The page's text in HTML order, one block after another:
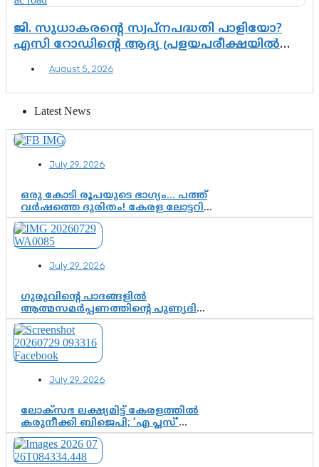
ജി. സുധാകരന്റെ സ്വപ്നപദ്ധതി പാളിയോ?
എസി റോഡിന്റെ ആദ്യ പ്രളയപരീക്ഷയിൽ
August 5, 2026
Latest News
July 29, 2026
ഒരു കോടി രൂപയുടെ ഭാഗ്യം… പത്ത്
വർഷത്തെ ദുരിതം! കേരള ലോട്ടറി
സംവിധാനത്തെ ചോദ്യം ചെയ്ത്
കോയയുടെ പോരാട്ടം
July 29, 2026
ഗുരുവിന്റെ പാദങ്ങളിൽ
ആത്മസമർപ്പണത്തിന്റെ പുണ്യദിനം;
മാതാ അമൃതാനന്ദമയി മഠത്തിൽ
ഭക്തിസാന്ദ്രമായി ഗുരുപൂർണിമ
ആഘോഷം
July 29, 2026
ലോക്സഭ ലക്ഷ്യമിട്ട് കേരളത്തിൽ
കരുനീക്കി ബിജെപി; ‘എ പ്ലസ്’
മണ്ഡലങ്ങളിൽ പ്രമുഖരെ ഇറക്കി
കേന്ദ്രനേതൃത്വം, തിരുവനന്തപുരത്ത്
രാജീവ് ചന്ദ്രശേഖർ, ആറ്റിങ്ങലിൽ